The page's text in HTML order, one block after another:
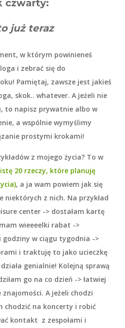
czwarty:
już teraz
w którym powinieneś
i zebrać się do
Pamiętaj, zawsze jest jakieś
skok.. whatever. A jeżeli nie
to napisz prywatnie albo w
a wspólnie wymyślimy
prostymi krokami!
z mojego życia? To w
20 rzeczy, które planuję
, a ja wam powiem jak się
niektórych z nich. Na przykład
center -> dostałam kartę
wieeeelki rabat ->
godziny w ciągu tygodnia ->
i traktuję to jako ucieczkę
genialnie! Kolejną sprawą
go na co dzień -> łatwiej
znajomości. A jeżeli chodzi
chodzić na koncerty i robić
kontakt z zespołami i